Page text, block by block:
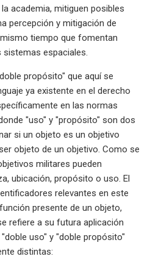
academia, mitiguen posibles
percepción y mitigación de
tiempo que fomentan
sistemas espaciales.
propósito" que aquí se
ya existente en el derecho
en las normas
"uso" y "propósito" son dos
si un objeto es un objetivo
objeto de un objetivo. Como se
militares pueden
ubicación, propósito o uso. El
relevantes en este
presente de un objeto,
refiere a su futura aplicación
uso" y "doble propósito"
distintas: